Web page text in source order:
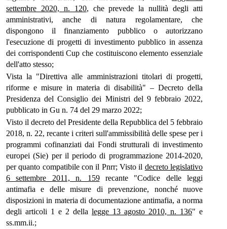
settembre 2020, n. 120, che prevede la nullità degli atti
amministrativi, anche di natura regolamentare, che
dispongono il finanziamento pubblico o autorizzano
l'esecuzione di progetti di investimento pubblico in assenza
dei corrispondenti Cup che costituiscono elemento essenziale
dell'atto stesso;
Vista la "Direttiva alle amministrazioni titolari di progetti,
riforme e misure in materia di disabilità" – Decreto della
Presidenza del Consiglio dei Ministri del 9 febbraio 2022,
pubblicato in Gu n. 74 del 29 marzo 2022;
Visto il decreto del Presidente della Repubblica del 5 febbraio
2018, n. 22, recante i criteri sull'ammissibilità delle spese per i
programmi cofinanziati dai Fondi strutturali di investimento
europei (Sie) per il periodo di programmazione 2014-2020,
per quanto compatibile con il Pnrr; Visto il decreto legislativo
6 settembre 2011, n. 159recante "Codice delle leggi
antimafia e delle misure di prevenzione, nonché nuove
disposizioni in materia di documentazione antimafia, a norma
degli articoli 1 e 2 della legge 13 agosto 2010, n. 136" e
ss.mm.ii.;